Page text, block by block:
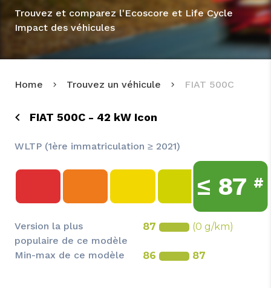
Trouvez et comparez l'Ecoscore et Life Cycle
Impact des véhicules
Home Trouvez un véhicule FIAT 500C
FIAT 500C - 42 kW Icon
WLTP (1ère immatriculation ≥ 2021)
≤ 87 #
Version la plus
populaire de ce modèle
87 (0 g/km)
Min-max de ce modèle 86 87